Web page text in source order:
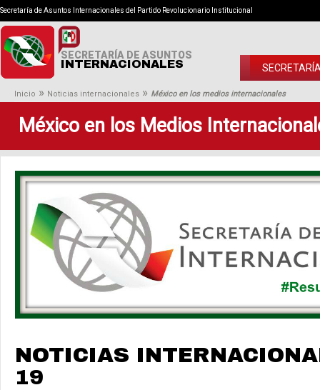
Secretaría de Asuntos Internacionales del Partido Revolucionario Institucional
SECRETARÍA DE ASUNTOS
INTERNACIONALES
Inicio » Noticias internacionales » México en los medios internacionales
México en los Medios
NOTICIAS
19